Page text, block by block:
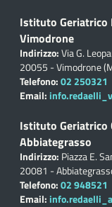
Istituto Geriatrico
Vimodrone
Indirizzo:Via G.
20055 - Vimodrone
Telefono:02 250321
Email:
Istituto Geriatrico
Abbiategrasso
Indirizzo: Piazza E.
20081 -
Telefono:02 948521
Email: